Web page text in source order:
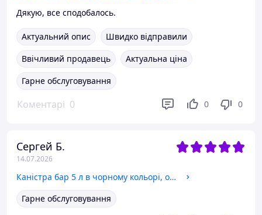
Дякую, все сподобалось.
Актуальний опис
Швидко відправили
Ввічливий продавець
Актуальна ціна
Гарне обслуговування
Коментарі 0 0 0
Сергей Б.
14.07.2026
Каністра бар 5 л в чорному кольорі, оригінальний подарунок до дня народження для чоловіка, шефа, чоловіка
Гарне обслуговування